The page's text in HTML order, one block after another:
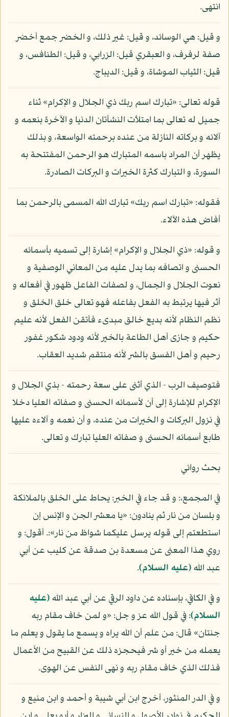
انتهى.
و قيل: هي الوسائد، و قيل: غير ذلك، و الخضر جمع أخضر
صفة لرفرف، و العبقري قيل: الزرابي، و قيل: الطنافس، و
قيل: الثياب الموشاة، و قيل: الديباج.
قوله تعالى: «تبارك اسم ربك ذي الجلال و الإكرام» ثناء
جميل له تعالى بما امتلأت النشأتان الدنيا و الآخرة بنعمه و
آلائه و بركاته النازلة من عنده برحمته الواسعة، و بذلك
يظهر أن المراد باسمه المتبارك هو الرحمن المفتتحة به
السورة، و التبارك كثرة الخيرات و البركات الصادرة.
فقوله: «تبارك اسم ربك» تبارك الله المسمى بالرحمن بما
أفاض هذه الآلاء.
و قوله: «ذي الجلال و الإكرام» إشارة إلى تسميه بأسمائه
الحسنى و اتصافه بما يدل عليه من المعاني الوصفية و
نعوت الجلال و الجمال، و لصفات الفاعل ظهور في أفعاله و
أثر فيها يرتبط به الفعل بفاعله فهو تعالى خلق الخلق و
نظم النظام لأنه بديع خالق مبدىء فأتقن الفعل لأنه عليم
حكيم و جازى أهل الطاعة بالخير لأنه ودود شكور غفور
رحيم و أهل الفسق بالشر لأنه منتقم شديد العقاب.
فتوصيف الرب - الذي أثنى على سعة رحمته - بذي الجلال و
الإكرام للإشارة إلى أن لأسمائه الحسنى و صفاته العليا دخلا
في نزول البركات و الخيرات من عنده، و أن نعمه و آلاءه عليها
طابع أسمائه الحسنى و صفاته العليا تبارك و تعالى.
بحث روائي
في المجمع،: و قد جاء في الخبر: يحاط على الخلق بالملائكة
و بلسان من نار ثم ينادون: «يا معشر الجن و الإنس إن
استطعتم إلى قوله يرسل عليكما شواظ من نار»:. أقول: و
روي هذا المعنى عن مسعدة بن صدقة عن كليب عن أبي
عبد الله(عليه السلام).
و في الكافي، بإسناده عن داود الرقي عن أبي عبد الله(عليه
السلام): في قول الله عز و جل: «و لمن خاف مقام ربه
جنتان» قال: من علم أن الله يراه و يسمع ما يقول و يعلم ما
يعمله من خير أو شر فيحجزه ذلك عن القبيح من الأعمال
فذلك الذي خاف مقام ربه و نهى النفس عن الهوى.
و في الدر المنثور، أخرج ابن أبي شيبة و أحمد و ابن منيع و